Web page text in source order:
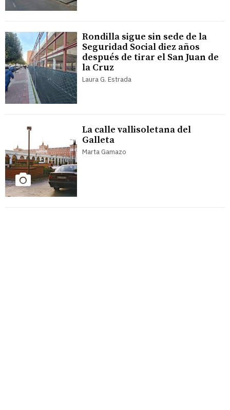
Rondilla sigue sin sede de la
Seguridad Social diez años
después de tirar el San Juan de
la Cruz
Laura G. Estrada
La calle vallisoletana del
Galleta
Marta Gamazo